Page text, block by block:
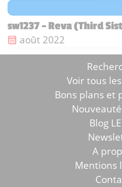
sw1237 - Reva (Third
Date de sortie :
août 2022
Voir tous
Bons plans et
Blog
A
Mentions